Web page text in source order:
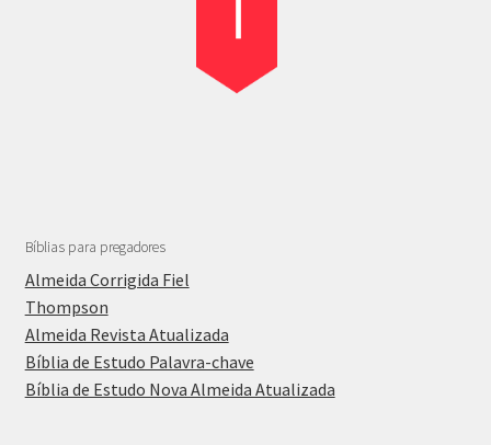
Bíblias para pregadores
Almeida Corrigida Fiel
Thompson
Almeida Revista Atualizada
Bíblia de Estudo Palavra-chave
Bíblia de Estudo Nova Almeida Atualizada